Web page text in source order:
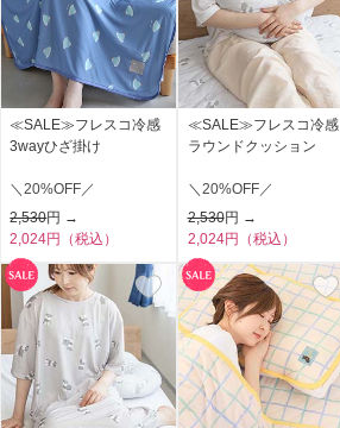
≪SALE≫フレスコ冷感
3wayひざ掛け
＼20%OFF／
2,530円 →
2,024円（税込）
≪SALE≫フレスコ冷感
ラウンドクッション
＼20%OFF／
2,530円 →
2,024円（税込）